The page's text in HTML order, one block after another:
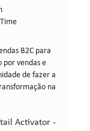
B2C para
por vendas e
de fazer a
na
Activator -